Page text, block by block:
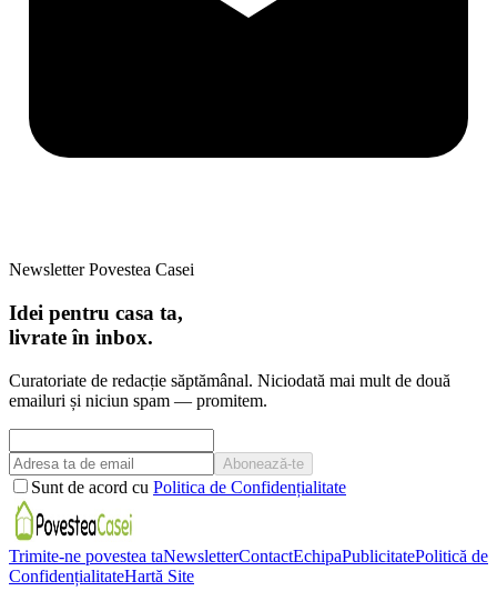
Newsletter Povestea Casei
Idei pentru casa ta,
livrate în inbox.
Curatoriate de redacție săptămânal. Niciodată mai mult de două
emailuri și niciun spam — promitem.
Abonează-te
Sunt de acord cu Politica de Confidențialitate
Trimite-ne povestea taNewsletterContactEchipaPublicitatePolitică de
ConfidențialitateHartă Site